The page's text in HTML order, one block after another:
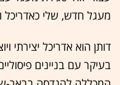
מעגל חדש, שלי כאדריכל
דותן הוא אדריכל יצירתי
בעיקר עם בניינים